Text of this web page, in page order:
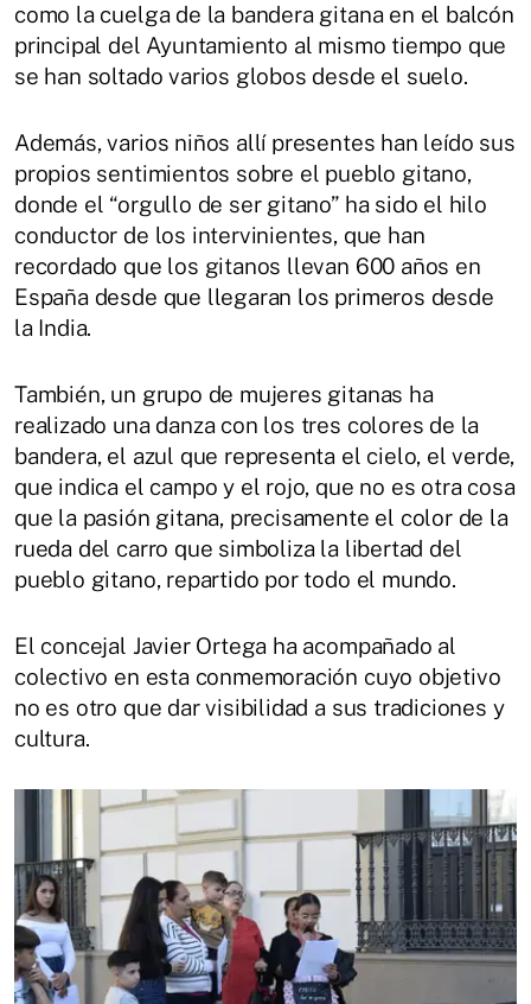
como la cuelga de la bandera gitana en el balcón
principal del Ayuntamiento al mismo tiempo que
se han soltado varios globos desde el suelo.
Además, varios niños allí presentes han leído sus
propios sentimientos sobre el pueblo gitano,
donde el “orgullo de ser gitano” ha sido el hilo
conductor de los intervinientes, que han
recordado que los gitanos llevan 600 años en
España desde que llegaran los primeros desde
la India.
También, un grupo de mujeres gitanas ha
realizado una danza con los tres colores de la
bandera, el azul que representa el cielo, el verde,
que indica el campo y el rojo, que no es otra cosa
que la pasión gitana, precisamente el color de la
rueda del carro que simboliza la libertad del
pueblo gitano, repartido por todo el mundo.
El concejal Javier Ortega ha acompañado al
colectivo en esta conmemoración cuyo objetivo
no es otro que dar visibilidad a sus tradiciones y
cultura.